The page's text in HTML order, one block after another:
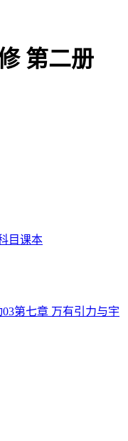
第二册
目课本
03第七章 万有引力与宇